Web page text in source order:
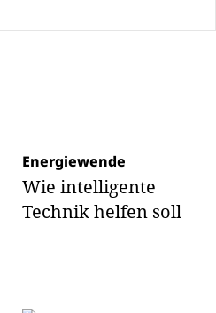
Energiewende
Wie intelligente
Technik helfen soll